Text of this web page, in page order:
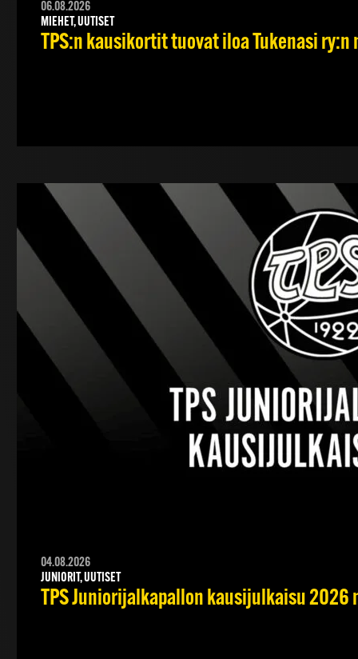
06.08.2026
MIEHET, UUTISET
TPS:n kausikortit tuovat iloa Tukenasi
04.08.2026
JUNIORIT, UUTISET
TPS Juniorijalkapallon kausijulkaisu 2026